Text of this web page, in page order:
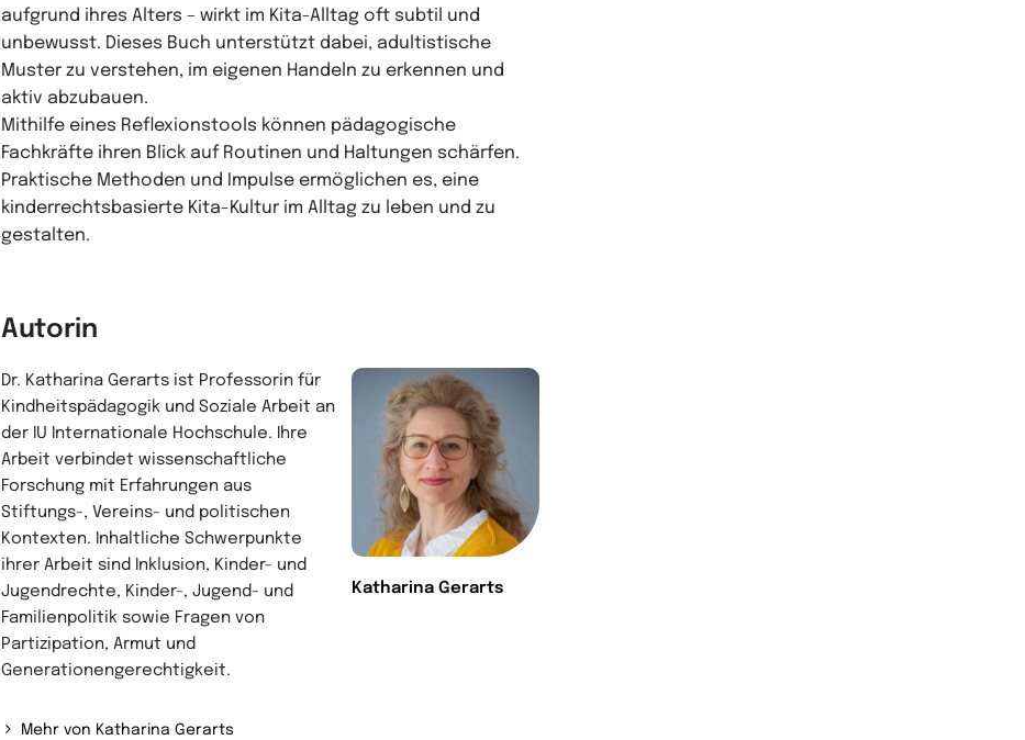
aufgrund ihres Alters – wirkt im Kita-Alltag oft subtil und
unbewusst. Dieses Buch unterstützt dabei, adultistische
Muster zu verstehen, im eigenen Handeln zu erkennen und
aktiv abzubauen.
Mithilfe eines Reflexionstools können pädagogische
Fachkräfte ihren Blick auf Routinen und Haltungen schärfen.
Praktische Methoden und Impulse ermöglichen es, eine
kinderrechtsbasierte Kita-Kultur im Alltag zu leben und zu
gestalten.
Autorin
Katharina Gerarts
Dr. Katharina Gerarts ist Professorin für
Kindheitspädagogik und Soziale Arbeit an
der IU Internationale Hochschule. Ihre
Arbeit verbindet wissenschaftliche
Forschung mit Erfahrungen aus
Stiftungs-, Vereins- und politischen
Kontexten. Inhaltliche Schwerpunkte
ihrer Arbeit sind Inklusion, Kinder- und
Jugendrechte, Kinder-, Jugend- und
Familienpolitik sowie Fragen von
Partizipation, Armut und
Generationengerechtigkeit.
Mehr von Katharina Gerarts